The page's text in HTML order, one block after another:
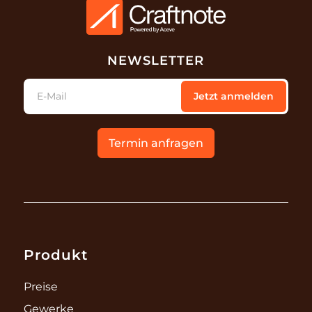
NEWSLETTER
E-Mail Jetzt anmelden
Termin anfragen
Produkt
Preise
Gewerke